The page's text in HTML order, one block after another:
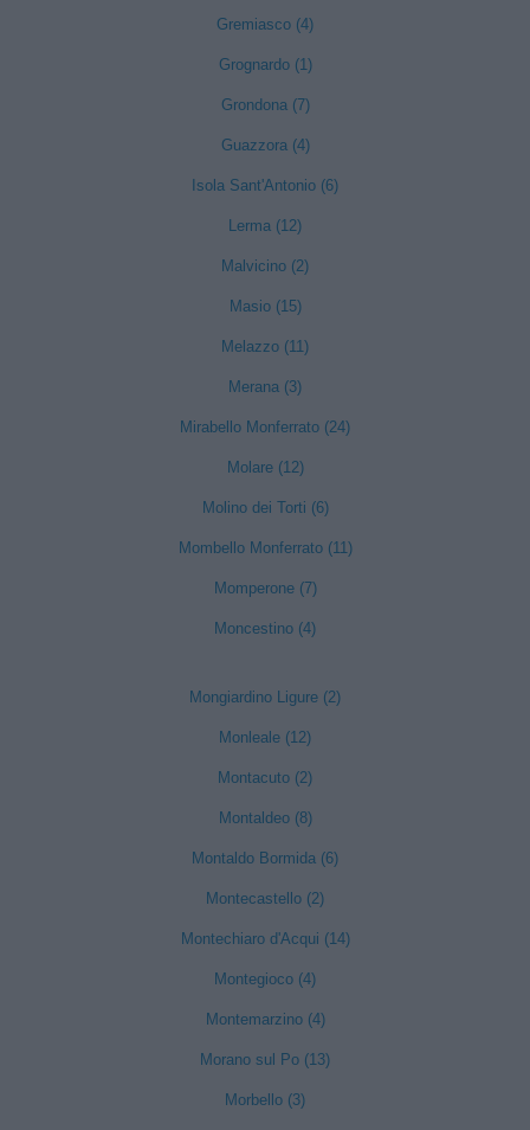
Gremiasco (4)
Grognardo (1)
Grondona (7)
Guazzora (4)
Isola Sant'Antonio (6)
Lerma (12)
Malvicino (2)
Masio (15)
Melazzo (11)
Merana (3)
Mirabello Monferrato (24)
Molare (12)
Molino dei Torti (6)
Mombello Monferrato (11)
Momperone (7)
Moncestino (4)
Mongiardino Ligure (2)
Monleale (12)
Montacuto (2)
Montaldeo (8)
Montaldo Bormida (6)
Montecastello (2)
Montechiaro d'Acqui (14)
Montegioco (4)
Montemarzino (4)
Morano sul Po (13)
Morbello (3)